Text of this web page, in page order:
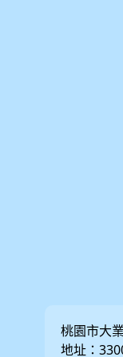
桃園市大
地址：